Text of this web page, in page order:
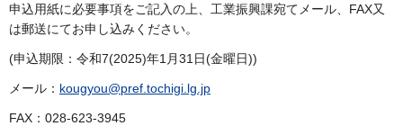
申込用紙に必要事項をご記入の上、工業振興課宛てメール、FAX又
は郵送にてお申し込みください。
(申込期限：令和7(2025)年1月31日(金曜日))
メール： kougyou@pref.tochigi.lg.jp
FAX：028-623-3945